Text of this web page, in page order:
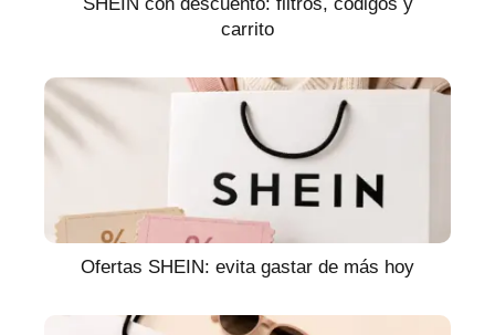
SHEIN con descuento: filtros, códigos y
carrito
Ofertas SHEIN: evita gastar de más hoy